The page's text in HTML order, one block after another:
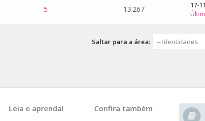
5 13.267
17-
Saltar para a área:
Confira também
Leia e aprenda!